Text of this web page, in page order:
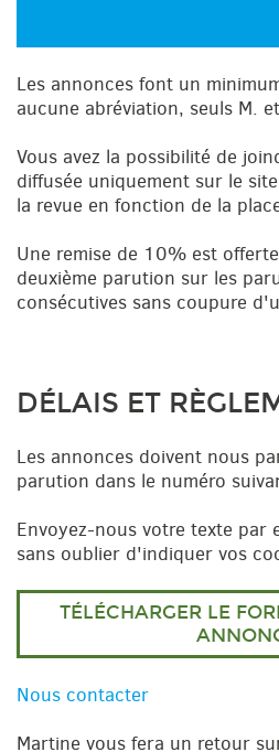
Les annonces font un
aucune abréviation, seuls M.
Vous avez la possibilité de
diffusée uniquement sur le
la revue en fonction de la
Une remise de 10% est
deuxième parution sur les
consécutives sans coupure
DÉLAIS ET
Les annonces doivent nous
parution dans le numéro
Envoyez-nous votre texte par
sans oublier d'indiquer vos
TÉLÉCHARGER LE
Nous contacter
Martine vous fera un retour